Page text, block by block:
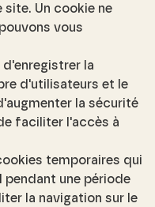
Un cookie ne
vous
la
d'utilisateurs et le
la sécurité
faciliter l'accès à
temporaires qui
une période
la navigation sur le